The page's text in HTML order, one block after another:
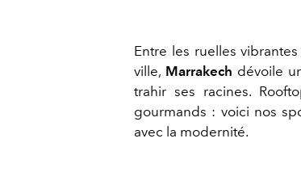
Entre les ruelles
ville, Marrakech dévoile
trahir ses racines.
gourmands : voici nos
avec la modernité.